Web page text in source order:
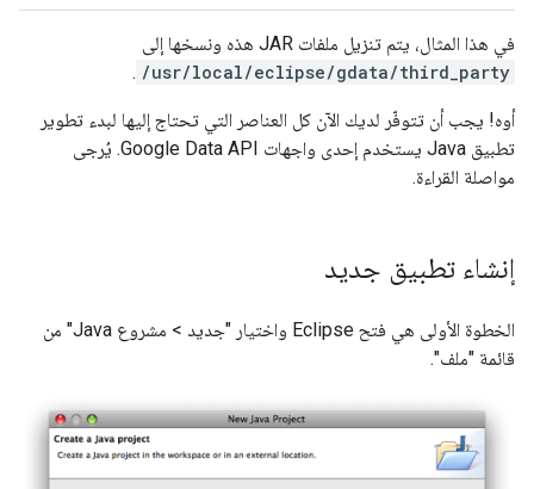
في هذا المثال، يتم تنزيل ملفات JAR هذه ونسخها إلى
/usr/local/eclipse/gdata/third_party
.
أوه! يجب أن تتوفّر لديك الآن كل العناصر التي تحتاج إليها لبدء تطوير
تطبيق Java يستخدم إحدى واجهات Google Data API. يُرجى
مواصلة القراءة.
إنشاء تطبيق جديد
الخطوة الأولى هي فتح Eclipse واختيار "جديد > مشروع Java" من
قائمة "ملف".